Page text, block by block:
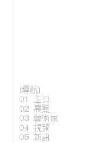
(導航)
主頁
展覽
藝術家
視頻
新訊